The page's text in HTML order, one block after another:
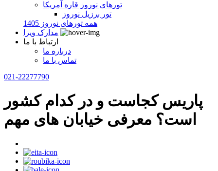
تورهای نوروز قاره آمریکا
تور برزیل نوروز
همه تورهای نوروز 1405
مدارک ویزا
ارتباط با ما
درباره ما
تماس با ما
021-22277790
پاریس کجاست و در کدام کشور
است؟ معرفی خیابان های مهم